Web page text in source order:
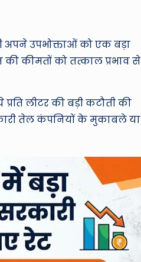
d
अपने उपभोक्ताओं को एक बड़ा
कीमतों को तत्काल प्रभाव से
लीटर की बड़ी कटौती की
तेल कंपनियों के मुकाबले या